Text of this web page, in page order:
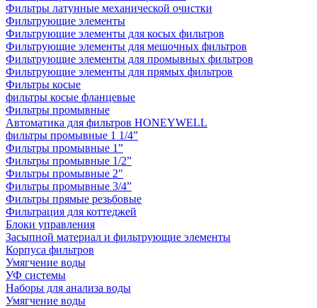
Фильтры латунные механической очистки
Фильтрующие элементы
Фильтрующие элементы для косых фильтров
Фильтрующие элементы для мешочных фильтров
Фильтрующие элементы для промывных фильтров
Фильтрующие элементы для прямых фильтров
Фильтры косые
фильтры косые фланцевые
Фильтры промывные
Автоматика для фильтров HONEYWELL
фильтры промывные 1 1/4”
Фильтры промывные 1”
Фильтры промывные 1/2”
Фильтры промывные 2"
Фильтры промывные 3/4”
Фильтры прямые резьбовые
Фильтрация для коттеджей
Блоки управления
Засыпной материал и фильтрующие элементы
Корпуса фильтров
Умягчение воды
УФ системы
Наборы для анализа воды
Умягчение воды